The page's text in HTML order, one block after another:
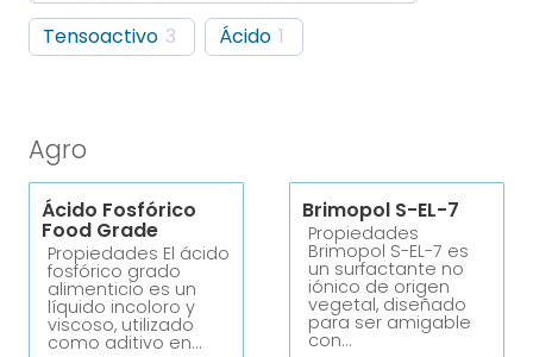
Tensoactivo 3 Ácido 1
Agro
Ácido Fosfórico
Food Grade
Propiedades El ácido
fosfórico grado
alimenticio es un
líquido incoloro y
viscoso, utilizado
como aditivo en…
Brimopol S-EL-7
Propiedades
Brimopol S-EL-7 es
un surfactante no
iónico de origen
vegetal, diseñado
para ser amigable
con…